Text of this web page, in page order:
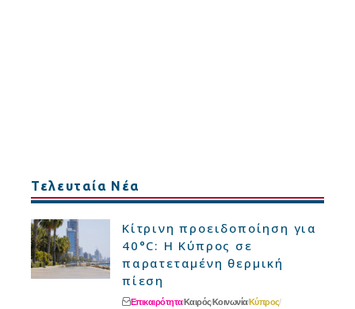
Τελευταία Νέα
Κίτρινη προειδοποίηση για
40°C: Η Κύπρος σε
παρατεταμένη θερμική
πίεση
ΕπικαιρότηταΚαιρόςΚοινωνίαΚύπρος